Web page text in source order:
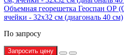
Объемная георешетка Геоспан ОР
ячейки - 32х32 см (диагональ 40 см)
По запросу
Запросить цену